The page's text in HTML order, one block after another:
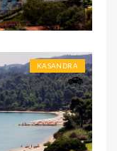
KASANDRA